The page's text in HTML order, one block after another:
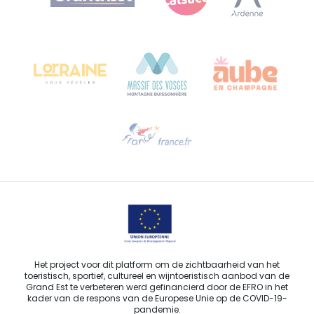
Bureau de Colmar (hoofdkantoor)
Stuur ons een e-mail
Het project voor dit platform om de zichtbaarheid van het
toeristisch, sportief, cultureel en wijntoeristisch aanbod van de
Grand Est te verbeteren werd gefinancierd door de EFRO in het
kader van de respons van de Europese Unie op de COVID-19-
pandemie.